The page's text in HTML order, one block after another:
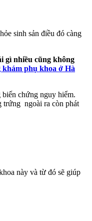
sinh sản điều đó càng
gì nhiều cũng không
khám phụ khoa ở Hà
biến chứng nguy hiểm.
trứng ngoài ra còn phát
này và từ đó sẽ giúp